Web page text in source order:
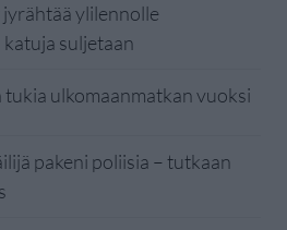
ylilennolle
katuja suljetaan
tukia ulkomaanmatkan vuoksi
pakeni poliisia – tutkaan